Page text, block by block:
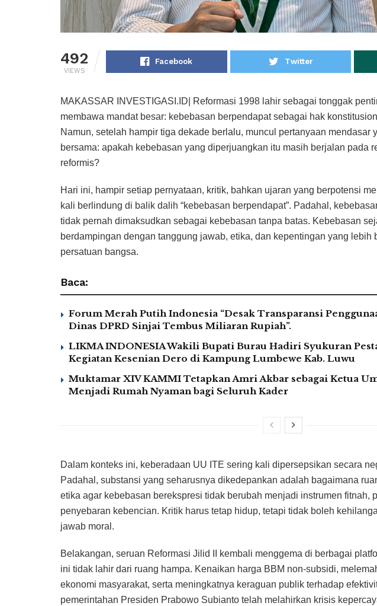
492
VIEWS
Facebook Twitter
MAKASSAR INVESTIGASI.ID| Reformasi 1998 lahir sebagai tonggak
membawa mandat besar: kebebasan berpendapat sebagai hak
Namun, setelah hampir tiga dekade berlalu, muncul pertanyaan mendasar
bersama: apakah kebebasan yang diperjuangkan itu masih berjalan pada
reformis?
Hari ini, hampir setiap pernyataan, kritik, bahkan ujaran yang berpotensi
kali berlindung di balik dalih “kebebasan berpendapat”. Padahal,
tidak pernah dimaksudkan sebagai kebebasan tanpa batas. Kebebasan
berdampingan dengan tanggung jawab, etika, dan kepentingan yang lebih
persatuan bangsa.
Baca:
Forum Merah Putih Indonesia “Desak Transparansi
Dinas DPRD Sinjai Tembus Miliaran Rupiah”.
LIKMA INDONESIA Wakili Bupati Burau Hadiri Syukuran
Kegiatan Kesenian Dero di Kampung Lumbewe Kab. Luwu
Muktamar XIV KAMMI Tetapkan Amri Akbar sebagai Ketua
Menjadi Rumah Nyaman bagi Seluruh Kader
Dalam konteks ini, keberadaan UU ITE sering kali dipersepsikan secara
Padahal, substansi yang seharusnya dikedepankan adalah bagaimana
etika agar kebebasan berekspresi tidak berubah menjadi instrumen fitnah,
penyebaran kebencian. Kritik harus tetap hidup, tetapi tidak boleh
jawab moral.
Belakangan, seruan Reformasi Jilid II kembali menggema di berbagai
ini tidak lahir dari ruang hampa. Kenaikan harga BBM non-subsidi,
ekonomi masyarakat, serta meningkatnya keraguan publik terhadap
pemerintahan Presiden Prabowo Subianto telah melahirkan krisis